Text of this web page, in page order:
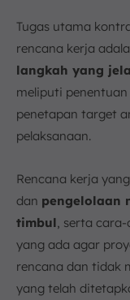
Tugas utama
rencana kerja
langkah yang
meliputi
penetapan target
pelaksanaan.
Rencana kerja
dan pengelolaan
timbul , serta
yang ada agar
rencana dan tidak
yang telah